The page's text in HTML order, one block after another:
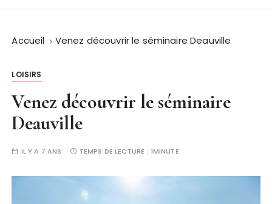
Accueil Venez découvrir le séminaire Deauville
LOISIRS
Venez découvrir le séminaire
Deauville
IL Y A 7 ANS TEMPS DE LECTURE : 1MINUTE